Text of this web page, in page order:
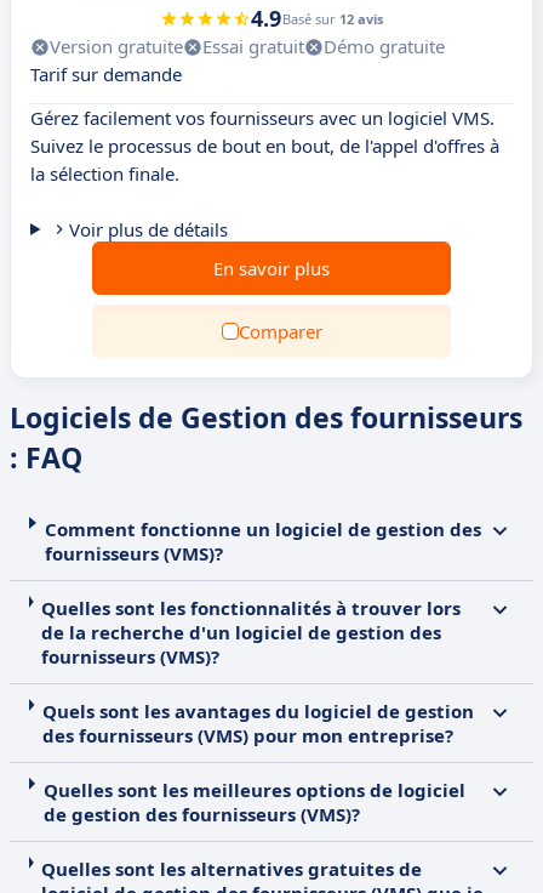
4.9Basé sur 12 avis
Version gratuite Essai gratuit
Démo gratuite
Tarif sur demande
Gérez facilement vos fournisseurs avec un logiciel VMS.
Suivez le processus de bout en bout, de l'appel d'offres à
la sélection finale.
Voir plus de détails
En savoir plus
Comparer
Logiciels de Gestion des fournisseurs
: FAQ
Comment fonctionne un logiciel de gestion des
fournisseurs (VMS)?
Quelles sont les fonctionnalités à trouver lors
de la recherche d'un logiciel de gestion des
fournisseurs (VMS)?
Quels sont les avantages du logiciel de gestion
des fournisseurs (VMS) pour mon entreprise?
Quelles sont les meilleures options de logiciel
de gestion des fournisseurs (VMS)?
Quelles sont les alternatives gratuites de